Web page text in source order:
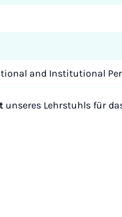
and Institutional
unseres Lehrstuhls für